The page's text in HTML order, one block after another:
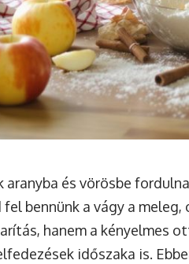
aranyba és vörösbe
fel bennünk a vágy a
hanem a kényelmes
időszaka is.